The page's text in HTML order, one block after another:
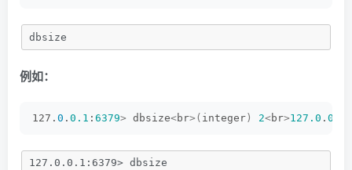
dbsize
例如：
127. 0 . 0.1 : 6379> dbsize<br>( integer ) 2<br>127.0 . 0.1
127.0.0.1:6379> dbsize